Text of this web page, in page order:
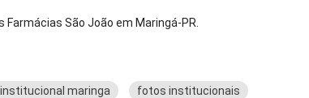
São João em Maringá-PR.
maringa
fotos institucionais